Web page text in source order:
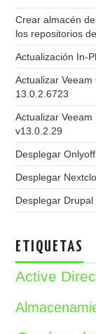
Crear almacén
los repositorios
Actualización In-
Actualizar
13.0.2.6723
Actualizar
v13.0.2.29
Desplegar
Desplegar
Desplegar
ETIQUETAS
Active